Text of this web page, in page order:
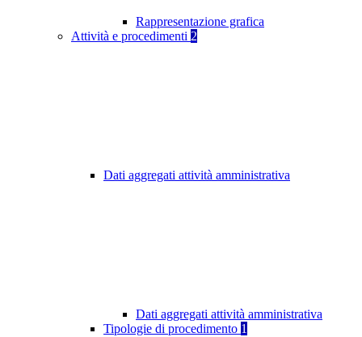
Rappresentazione grafica
Attività e procedimenti 2
Dati aggregati attività amministrativa
Dati aggregati attività amministrativa
Tipologie di procedimento 1